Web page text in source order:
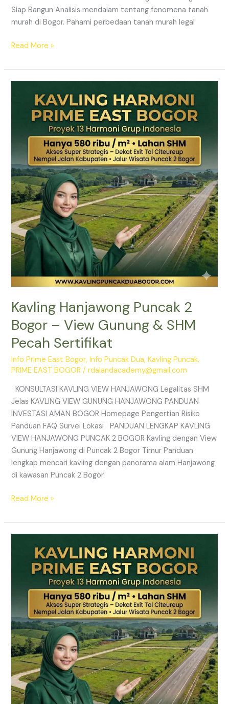
Siap Bangun Analisis mendalam tentang fenomena tanah
murah di Bogor. Pahami perbedaan tanah murah legal
Read More »
Kavling Hanjawong Puncak 2
Bogor – View Gunung & SHM
Pecah Sertifikat
Info Prime East Bogor,Info Puncak Dua,Kavling Puncak,
PRIME EAST BOGOR /rdalandacademy@gmail.com
KONSULTASI KAVLING VIEW HANJAWONG Legalitas SHM
Jelas KAVLING VIEW GUNUNG HANJAWONG PANDUAN
INVESTASI AMAN BOGOR Homepage Pengertian Risiko
Panduan FAQ Survei Lokasi PANDUAN LENGKAP KAVLING
VIEW HANJAWONG PUNCAK 2 BOGOR Kavling dengan View
Gunung Hanjawong di Puncak 2 Bogor Timur Panduan
lengkap mencari kavling dengan panorama alam Hanjawong
di kawasan Puncak 2 Bogor.
Hanjawong
Puncak
Bogor
Gunung
&
SHM
Pecah
Sertifikat
Read More »
Puncak
Jalur
Wisata